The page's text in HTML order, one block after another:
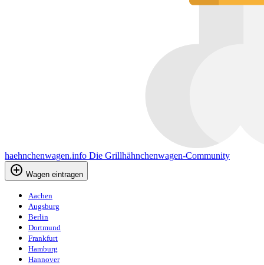
haehnchenwagen.info Die Grillhähnchenwagen-Community
Wagen eintragen
Aachen
Augsburg
Berlin
Dortmund
Frankfurt
Hamburg
Hannover